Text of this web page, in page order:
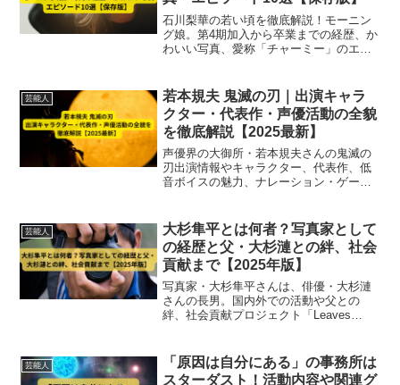
石川梨華の若い頃を徹底解説！モーニン
グ娘。第4期加入から卒業までの経歴、か
わいい写真、愛称「チャーミー」のエピ
芸能人
若本規夫 鬼滅の刃｜出演キャラ
クター・代表作・声優活動の全貌
を徹底解説【2025最新】
声優界の大御所・若本規夫さんの鬼滅の
刃出演情報やキャラクター、代表作、低
音ボイスの魅力、ナレーション・ゲーム
芸能人
大杉隼平とは何者？写真家として
の経歴と父・大杉漣との絆、社会
貢献まで【2025年版】
写真家・大杉隼平さんは、俳優・大杉漣
さんの長男。国内外での活動や父との
絆、社会貢献プロジェクト「Leaves
芸能人
「原因は自分にある」の事務所は
スターダスト！活動内容や関連グ